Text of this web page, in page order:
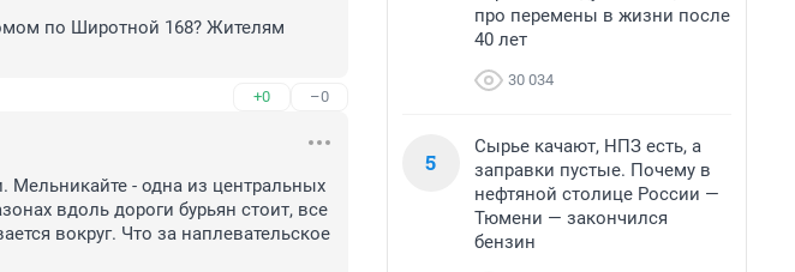
по Широтной 168? Жителям
+0 –0
Мельникайте - одна из центральных
вдоль дороги бурьян стоит, все
вокруг. Что за наплевательское
про перемены в жизни после
40 лет
30 034
5
Сырье качают, НПЗ есть, а
заправки пустые. Почему в
нефтяной столице России —
Тюмени — закончился
бензин